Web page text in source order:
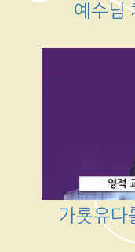
예수님
가룟유다